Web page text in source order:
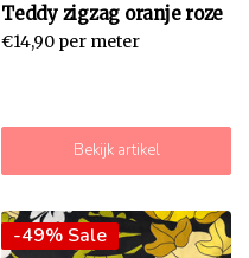
Teddy zigzag oranje roze
€14,90 per meter
Bekijk artikel
-49% Sale